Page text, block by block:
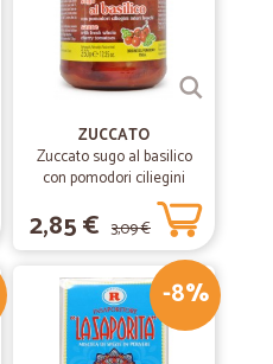
ZUCCATO
Zuccato sugo al basilico
con pomodori ciliegini
interi freschi gr.370
2,85 € 3,09 €
-8%